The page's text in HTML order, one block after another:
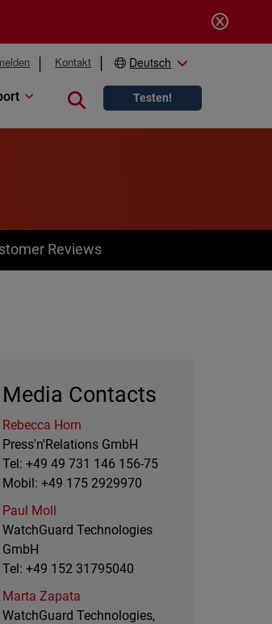
Kontakt Deutsch
Close search
Testen!
Reviews
Media Contacts
Rebecca Horn
Press'n'Relations GmbH
Tel: +49 49 731 146 156-75
Mobil: +49 175 2929970
Paul Moll
WatchGuard Technologies
GmbH
Tel: +49 152 31795040
Marta Zapata
WatchGuard Technologies,